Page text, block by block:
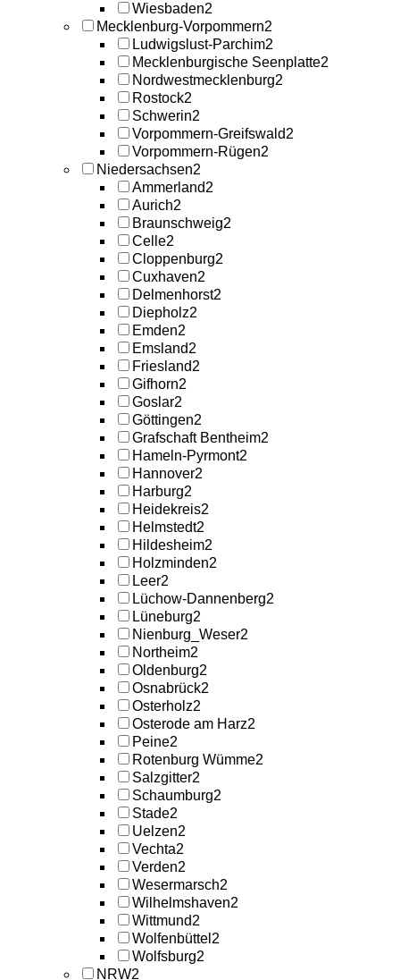
Wiesbaden2
Mecklenburg-Vorpommern2
Ludwigslust-Parchim2
Mecklenburgische Seenplatte2
Nordwestmecklenburg2
Rostock2
Schwerin2
Vorpommern-Greifswald2
Vorpommern-Rügen2
Niedersachsen2
Ammerland2
Aurich2
Braunschweig2
Celle2
Cloppenburg2
Cuxhaven2
Delmenhorst2
Diepholz2
Emden2
Emsland2
Friesland2
Gifhorn2
Goslar2
Göttingen2
Grafschaft Bentheim2
Hameln-Pyrmont2
Hannover2
Harburg2
Heidekreis2
Helmstedt2
Hildesheim2
Holzminden2
Leer2
Lüchow-Dannenberg2
Lüneburg2
Nienburg_Weser2
Northeim2
Oldenburg2
Osnabrück2
Osterholz2
Osterode am Harz2
Peine2
Rotenburg Wümme2
Salzgitter2
Schaumburg2
Stade2
Uelzen2
Vechta2
Verden2
Wesermarsch2
Wilhelmshaven2
Wittmund2
Wolfenbüttel 2
Wolfsburg2
NRW2